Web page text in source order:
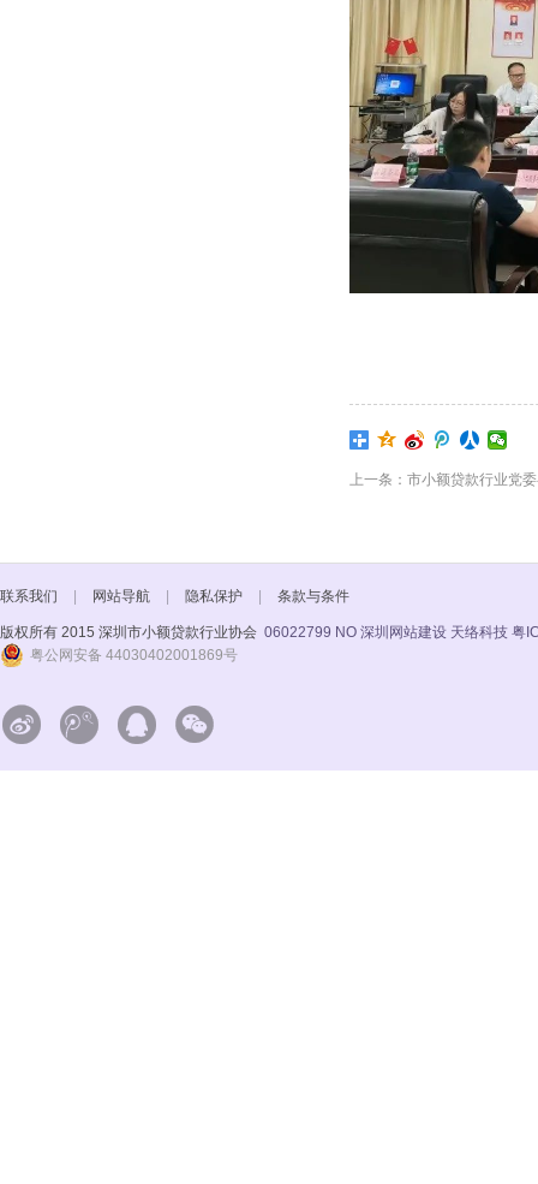
上一条：市小额贷款行业党
联系我们 网站导航 隐私保护 条款与条件
版权所有 2015 深圳市小额贷款行业协会 06022799 NO 深圳网站建设 天络科技 粤
粤公网安备 44030402001869号
   